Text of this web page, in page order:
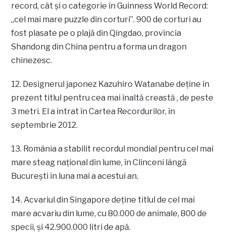
record, cât şi o categorie în Guinness World Record:
„cel mai mare puzzle din corturi”. 900 de corturi au
fost plasate pe o plajă din Qingdao, provincia
Shandong din China pentru a forma un dragon
chinezesc.
12. Designerul japonez Kazuhiro Watanabe deține în
prezent titlul pentru cea mai înaltă creastă , de peste
3 metri. El a intrat în Cartea Recordurilor, în
septembrie 2012.
13. România a stabilit recordul mondial pentru cel mai
mare steag național din lume, în Clinceni lângă
București în luna mai a acestui an.
14. Acvariul din Singapore deține titlul de cel mai
mare acvariu din lume, cu 80.000 de animale, 800 de
specii, și 42.900.000 litri de apă.